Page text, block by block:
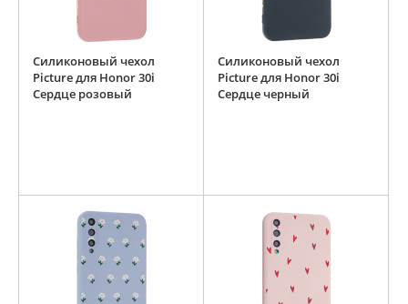
Силиконовый чехол
Picture для Honor 30i
Сердце розовый
Силиконовый чехол
Picture для Honor 30i
Сердце черный